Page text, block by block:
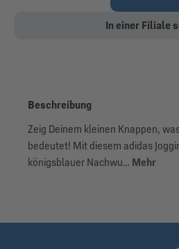
In einer Filiale
Beschreibung
Zeig Deinem kleinen Knappen,
bedeutet! Mit diesem adidas
königsblauer Nachwu… Mehr